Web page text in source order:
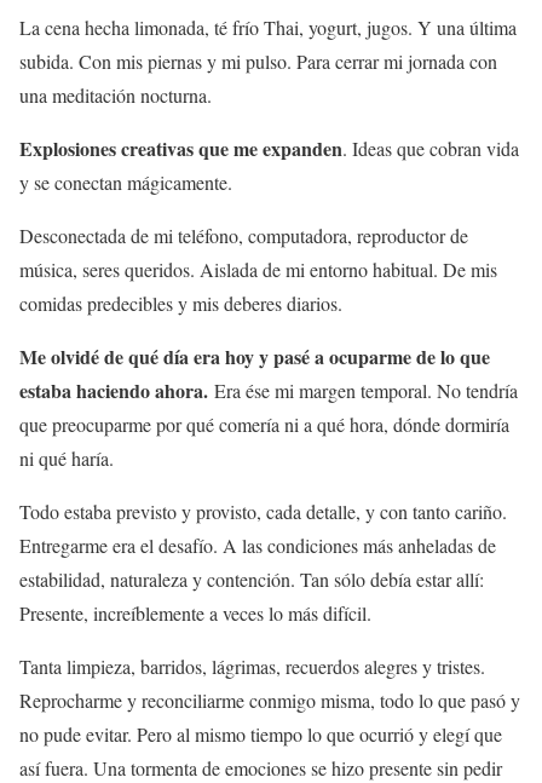
La cena hecha limonada, té frío Thai, yogurt, jugos. Y una última
subida. Con mis piernas y mi pulso. Para cerrar mi jornada con
una meditación nocturna.
Explosiones creativas que me expanden. Ideas que cobran vida
y se conectan mágicamente.
Desconectada de mi teléfono, computadora, reproductor de
música, seres queridos. Aislada de mi entorno habitual. De mis
comidas predecibles y mis deberes diarios.
Me olvidé de qué día era hoy y pasé a ocuparme de lo que
estaba haciendo ahora. Era ése mi margen temporal. No tendría
que preocuparme por qué comería ni a qué hora, dónde dormiría
ni qué haría.
Todo estaba previsto y provisto, cada detalle, y con tanto cariño.
Entregarme era el desafío. A las condiciones más anheladas de
estabilidad, naturaleza y contención. Tan sólo debía estar allí:
Presente, increíblemente a veces lo más difícil.
Tanta limpieza, barridos, lágrimas, recuerdos alegres y tristes.
Reprocharme y reconciliarme conmigo misma, todo lo que pasó y
no pude evitar. Pero al mismo tiempo lo que ocurrió y elegí que
así fuera. Una tormenta de emociones se hizo presente sin pedir